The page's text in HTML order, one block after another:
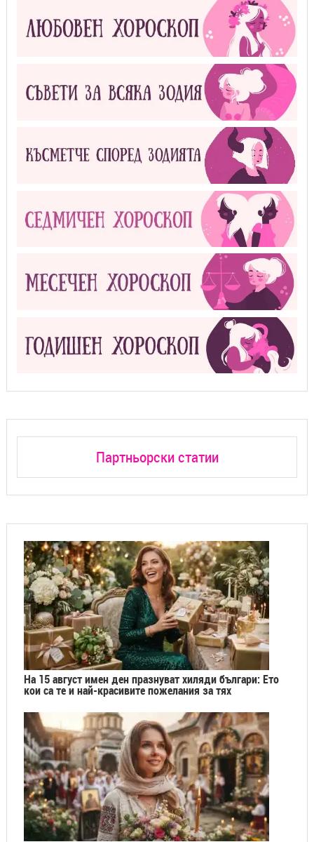
Партньорски статии
На 15 август имен ден празнуват хиляди българи: Ето
кои са те и най-красивите пожелания за тях